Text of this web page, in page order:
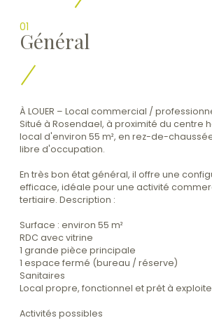
01
Général
À LOUER – Local commercial /
Situé à Rosendael, à proximité du centre
local d'environ 55 m², en rez-de-
libre d'occupation.
En très bon état général, il offre une
efficace, idéale pour une activité
tertiaire. Description :
Surface : environ 55 m²
RDC avec vitrine
1 grande pièce principale
1 espace fermé (bureau / réserve)
Sanitaires
Local propre, fonctionnel et prêt à
Activités possibles